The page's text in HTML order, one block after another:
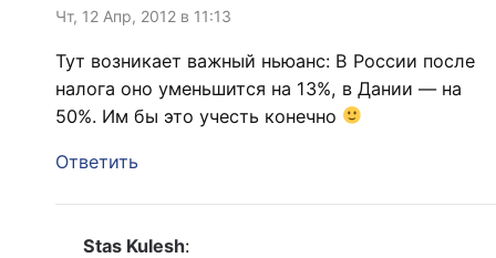
Чт, 12 Апр, 2012 в 11:13
Тут возникает важный ньюанс: В России после
налога оно уменьшится на 13%, в Дании — на
50%. Им бы это учесть конечно
Ответить
Stas Kulesh: